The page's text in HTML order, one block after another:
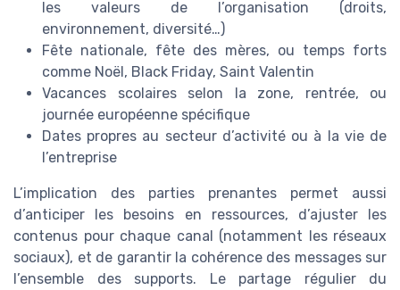
les valeurs de l’organisation (droits,
environnement, diversité…)
Fête nationale, fête des mères, ou temps forts
comme Noël, Black Friday, Saint Valentin
Vacances scolaires selon la zone, rentrée, ou
journée européenne spécifique
Dates propres au secteur d’activité ou à la vie de
l’entreprise
L’implication des parties prenantes permet aussi
d’anticiper les besoins en ressources, d’ajuster les
contenus pour chaque canal (notamment les réseaux
sociaux), et de garantir la cohérence des messages sur
l’ensemble des supports. Le partage régulier du